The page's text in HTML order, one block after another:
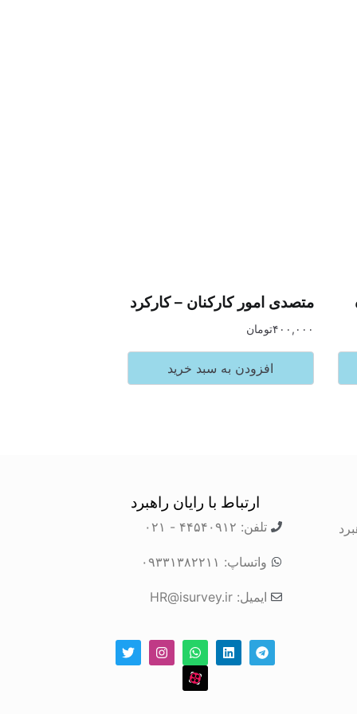
متصدی امور کارکنان – کارکرد
۴۰۰,۰۰۰تومان
افزودن به سبد خرید
ارتباط با رایان راهبرد
تلفن: ۴۴۵۴۰۹۱۲ - ۰۲۱
واتساپ: ۰۹۳۳۱۳۸۲۲۱۱
ایمیل: HR@isurvey.ir